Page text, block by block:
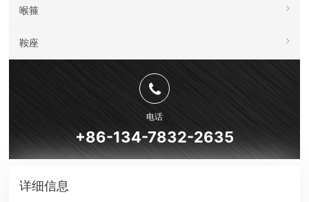
喉箍
鞍座
电话
+86-134-7832-2635
详细信息